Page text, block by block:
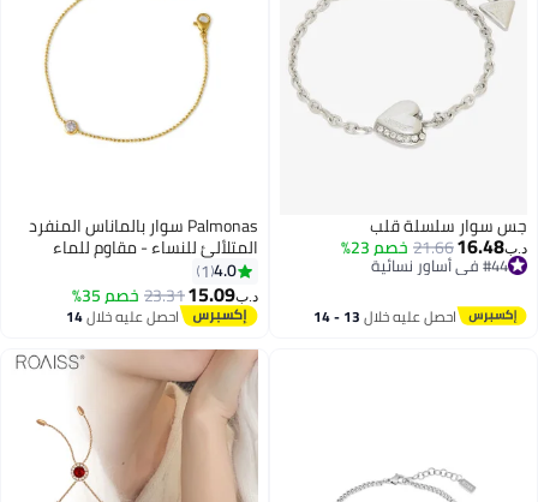
جس سوار سلسلة قلب
د.ب‏16.48
21.66خصم 23%
#44 في أساور نسائية
احصل عليه خلال 13 - 14
Palmonas سوار بالماناس المنفرد
المتلألئ للنساء - مقاوم للماء
ومضاد للتأكسد
4.0
1
د.ب‏15.09
23.31خصم 35%
احصل عليه خلال14